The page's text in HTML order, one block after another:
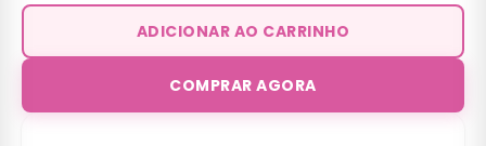
ADICIONAR AO CARRINHO
COMPRAR AGORA